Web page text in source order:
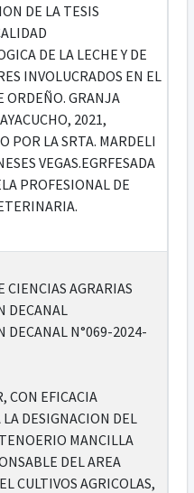
DE LA TESIS
DE LA LECHE Y DE
INVOLUCRADOS EN EL
ORDEÑO. GRANJA
2021,
POR LA SRTA. MARDELI
VEGAS.EGRFESADA
PROFESIONAL DE
CIENCIAS AGRARIAS
DECANAL
DECANAL N°069-2024-
CON EFICACIA
DESIGNACION DEL
MANCILLA
DEL AREA
CULTIVOS AGRICOLAS,